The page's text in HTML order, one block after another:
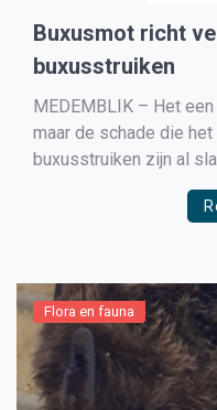
Buxusmot richt
buxusstruiken
MEDEMBLIK – Het
maar de schade die
buxusstruiken zijn al
buxusmot. De jonge
bladmoes. Volwassen
Flora en fauna